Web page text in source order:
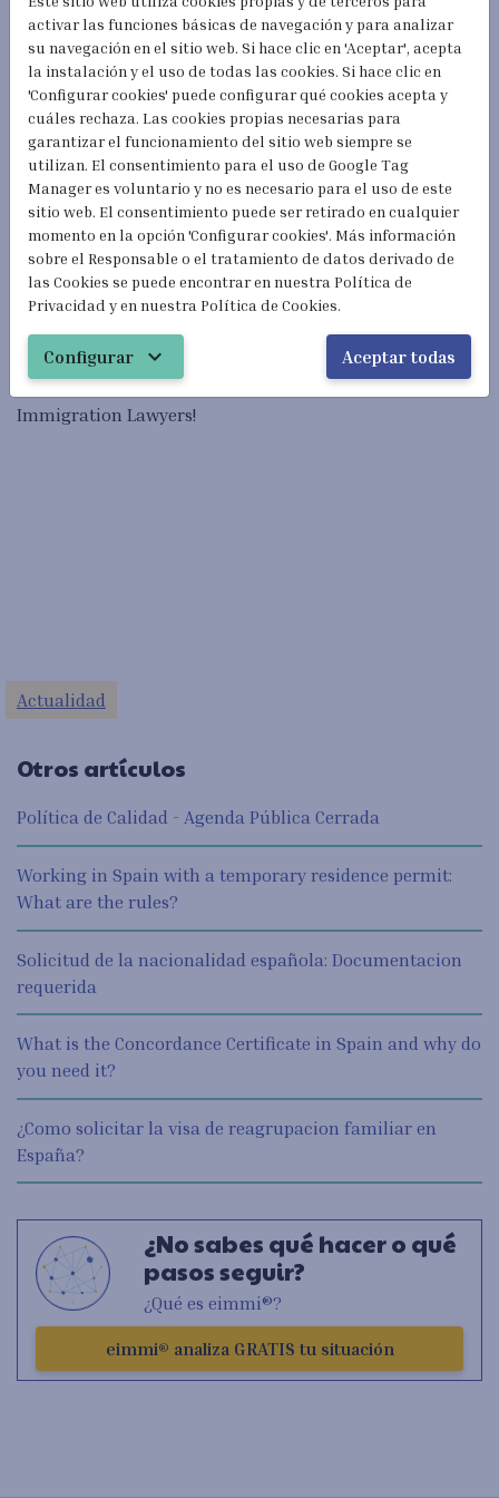
So be meticulous with your application.
Here you may find some useful information and tips we
are sharing on our website:
http://www.extranjeria24h.com/en/spanish-
citizenship/how-to-get-it.php
For further information do not hesitate to call your
Immigration Lawyers!
Actualidad
Otros artículos
Política de Calidad - Agenda Pública Cerrada
Working in Spain with a temporary residence permit:
What are the rules?
Solicitud de la nacionalidad española: Documentacion
requerida
What is the Concordance Certificate in Spain and why do
you need it?
¿Como solicitar la visa de reagrupacion familiar en
España?
¿No sabes qué hacer o qué
pasos seguir?
¿Qué es eimmi®?
eimmi® analiza GRATIS tu situación
activar las funciones básicas de navegación y para analizar
su navegación en el sitio web. Si hace clic en 'Aceptar', acepta
la instalación y el uso de todas las cookies. Si hace clic en
'Configurar cookies' puede configurar qué cookies acepta y
cuáles rechaza. Las cookies propias necesarias para
garantizar el funcionamiento del sitio web siempre se
utilizan. El consentimiento para el uso de Google Tag
Manager es voluntario y no es necesario para el uso de este
sitio web. El consentimiento puede ser retirado en cualquier
momento en la opción 'Configurar cookies'. Más información
sobre el Responsable o el tratamiento de datos derivado de
las Cookies se puede encontrar en nuestra Política de
Privacidad y en nuestra Política de Cookies.
Configurar expand_more Aceptar todas